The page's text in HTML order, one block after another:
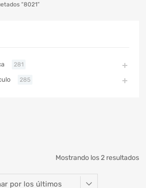
“8021”
Mostrando los 2 resultados
281
285